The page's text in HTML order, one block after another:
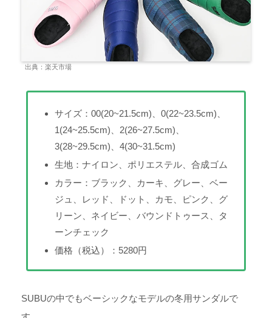
出典：楽天市場
サイズ：00(20~21.5cm)、0(22~23.5cm)、
1(24~25.5cm)、2(26~27.5cm)、
3(28~29.5cm)、4(30~31.5cm)
生地：ナイロン、ポリエステル、合成ゴム
カラー：ブラック、カーキ、グレー、ベー
ジュ、レッド、ドット、カモ、ピンク、グ
リーン、ネイビー、バウンドトゥース、タ
ーンチェック
価格（税込）：5280円
SUBUの中でもベーシックなモデルの冬用サンダルで